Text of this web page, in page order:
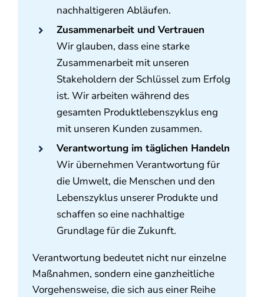
nachhaltigeren Abläufen.
Zusammenarbeit und Vertrauen
Wir glauben, dass eine starke
Zusammenarbeit mit unseren
Stakeholdern der Schlüssel zum Erfolg
ist. Wir arbeiten während des
gesamten Produktlebenszyklus eng
mit unseren Kunden zusammen.
Verantwortung im täglichen Handeln
Wir übernehmen Verantwortung für
die Umwelt, die Menschen und den
Lebenszyklus unserer Produkte und
schaffen so eine nachhaltige
Grundlage für die Zukunft.
Verantwortung bedeutet nicht nur einzelne
Maßnahmen, sondern eine ganzheitliche
Vorgehensweise, die sich aus einer Reihe